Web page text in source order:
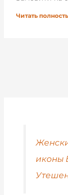
Читать
иконы